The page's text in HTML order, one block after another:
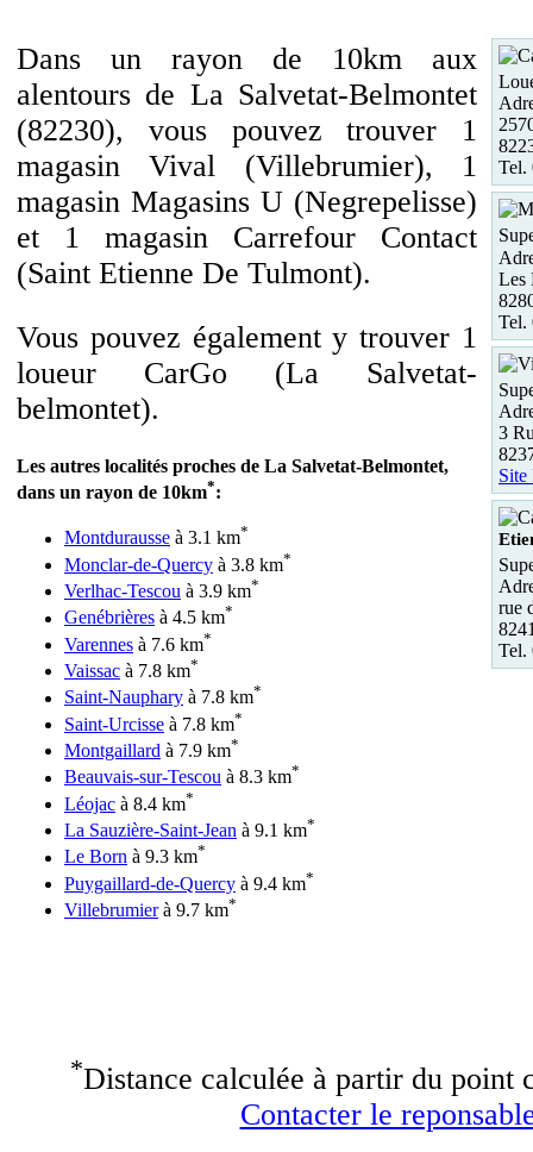
Dans un rayon de 10km aux
alentours de La Salvetat-Belmontet
(82230), vous pouvez trouver 1
magasin Vival (Villebrumier), 1
magasin Magasins U (Negrepelisse)
et 1 magasin Carrefour Contact
(Saint Etienne De Tulmont).
Vous pouvez également y trouver 1
loueur CarGo (La Salvetat-
belmontet).
Les autres localités proches de La Salvetat-Belmontet,
dans un rayon de 10km*:
Montdurausse à 3.1 km*
Monclar-de-Quercy à 3.8 km*
Verlhac-Tescou à 3.9 km*
Genébrières à 4.5 km*
Varennes à 7.6 km*
Vaissac à 7.8 km*
Saint-Nauphary à 7.8 km*
Saint-Urcisse à 7.8 km*
Montgaillard à 7.9 km*
Beauvais-sur-Tescou à 8.3 km*
Léojac à 8.4 km*
La Sauzière-Saint-Jean à 9.1 km*
Le Born à 9.3 km*
Puygaillard-de-Quercy à 9.4 km*
Villebrumierà 9.7 km*
Tel.
Les
Tel.
3
Site
rue
Tel.
*Distance calculée à partir du point
Contacter le